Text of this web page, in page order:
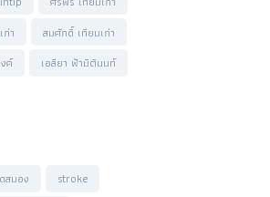
า
สมศักดิ์ เทียมเก่า
ค์
เอลียา ฟ้ามิตินนท์
สมอง
stroke